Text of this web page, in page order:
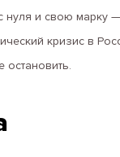
нуля и свою марку
кризис в